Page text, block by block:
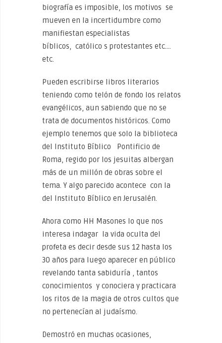
biografía es imposible, los motivos se
mueven en la incertidumbre como
manifiestan especialistas
bíblicos, católico s protestantes etc.…
etc.
Pueden escribirse libros literarios
teniendo como telón de fondo los relatos
evangélicos, aun sabiendo que no se
trata de documentos históricos. Como
ejemplo tenemos que solo la biblioteca
del Instituto Bíblico Pontificio de
Roma, regido por los jesuitas albergan
más de un millón de obras sobre el
tema. Y algo parecido acontece con la
del Instituto Bíblico en Jerusalén.
Ahora como HH Masones lo que nos
interesa indagar la vida oculta del
profeta es decir desde sus 12 hasta los
30 años para luego aparecer en público
revelando tanta sabiduría , tantos
conocimientos y conociera y practicara
los ritos de la magia de otros cultos que
no pertenecían al judaísmo.
Demostró en muchas ocasiones,